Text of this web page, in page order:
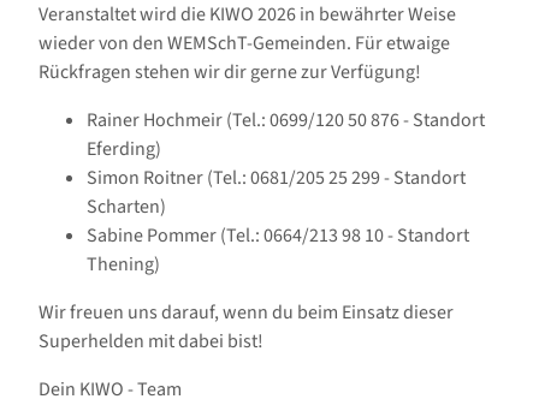
Veranstaltet wird die KIWO 2026 in bewährter Weise
wieder von den WEMSchT-Gemeinden. Für etwaige
Rückfragen stehen wir dir gerne zur Verfügung!
Rainer Hochmeir (Tel.: 0699/120 50 876 - Standort
Eferding)
Simon Roitner (Tel.: 0681/205 25 299 - Standort
Scharten)
Sabine Pommer (Tel.: 0664/213 98 10 - Standort
Thening)
Wir freuen uns darauf, wenn du beim Einsatz dieser
Superhelden mit dabei bist!
Dein KIWO - Team